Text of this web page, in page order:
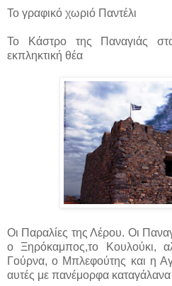
Το γραφικό χωριό Παντέλι
Το Κάστρο της Παναγιάς
εκπληκτική θέα
Οι Παραλίες της Λέρου. Οι
ο Ξηρόκαμπος,το Κουλούκι,
Γούρνα, ο Μπλεφούτης και η
αυτές με πανέμορφα καταγάλανα